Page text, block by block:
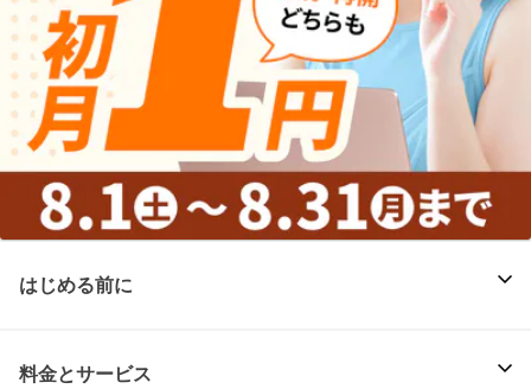
はじめる前に
料金とサービス